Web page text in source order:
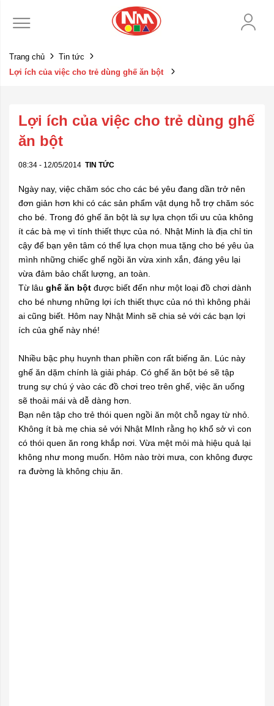
Trang chủ
Tin tức
Lợi ích của việc cho trẻ dùng ghế ăn bột
Lợi ích của việc cho trẻ dùng ghế
ăn bột
08:34 - 12/05/2014 TIN TỨC
Ngày nay, việc chăm sóc cho các bé yêu đang dần trở nên
đơn giản hơn khi có các sản phẩm vật dụng hỗ trợ chăm sóc
cho bé. Trong đó ghế ăn bột là sự lựa chọn tối ưu của không
ít các bà mẹ vì tính thiết thực của nó. Nhật Minh là địa chỉ tin
cậy để bạn yên tâm có thể lựa chọn mua tặng cho bé yêu ủa
mình những chiếc ghế ngồi ăn vừa xinh xắn, đáng yêu lại
vừa đảm bảo chất lượng, an toàn.
Từ lâu ghế ăn bột được biết đến như một loại đồ chơi dành
cho bé nhưng những lợi ích thiết thực của nó thì không phải
ai cũng biết. Hôm nay Nhật Minh sẽ chia sẻ với các bạn lợi
ích của ghế này nhé!
Nhiều bậc phụ huynh than phiền con rất biếng ăn. Lúc này
ghế ăn dặm chính là giải pháp. Có ghế ăn bột bé sẽ tập
trung sự chú ý vào các đồ chơi treo trên ghế, việc ăn uống
sẽ thoải mái và dễ dàng hơn.
Bạn nên tập cho trẻ thói quen ngồi ăn một chỗ ngay từ nhỏ.
Không ít bà mẹ chia sẻ với Nhật MInh rằng họ khổ sở vì con
có thói quen ăn rong khắp nơi. Vừa mệt mỏi mà hiệu quả lại
không như mong muốn. Hôm nào trời mưa, con không được
ra đường là không chịu ăn.